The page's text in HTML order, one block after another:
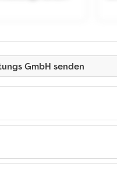
GmbH
GmbH senden